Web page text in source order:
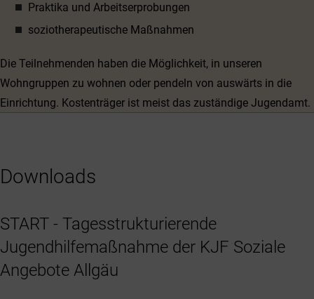
Praktika und Arbeitserprobungen
soziotherapeutische Maßnahmen
Die Teilnehmenden haben die Möglichkeit, in unseren
Wohngruppen zu wohnen oder pendeln von auswärts in die
Einrichtung. Kostenträger ist meist das zuständige Jugendamt.
Downloads
START - Tagesstrukturierende
Jugendhilfemaßnahme der KJF Soziale
Angebote Allgäu